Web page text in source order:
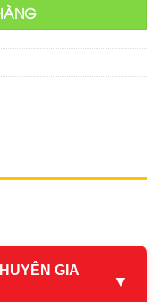
GIA
▼